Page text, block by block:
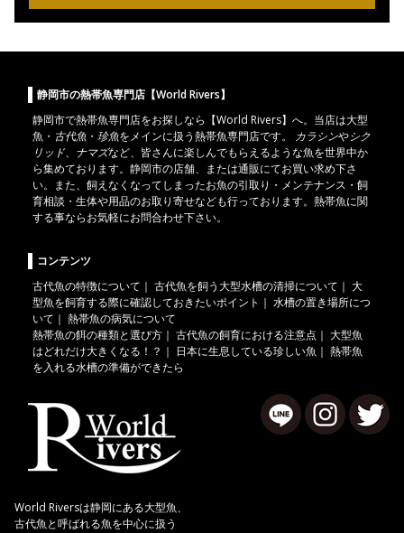
静岡市の熱帯魚専門店【World Rivers】
静岡市で熱帯魚専門店をお探しなら【World Rivers】へ。当店は大型
魚 ・ 古代魚 ・ 珍魚をメインに扱う熱帯魚専門店です。 カラシンやシク
リッド、 ナマズなど、皆さんに楽しんでもらえるような魚を世界中か
ら集めております。静岡市の店舗、または通販にてお買い求め下さ
い。また、飼えなくなってしまったお魚の引取り・メンテナンス・飼
育相談・生体や用品のお取り寄せなども行っております。熱帯魚に関
する事ならお気軽にお問合わせ下さい。
コンテンツ
古代魚の特徴について ｜ 古代魚を飼う大型水槽の清掃について ｜ 大
型魚を飼育する際に確認しておきたいポイント ｜ 水槽の置き場所につ
いて ｜ 熱帯魚の病気について
熱帯魚の餌の種類と選び方 ｜ 古代魚の飼育における注意点 ｜ 大型魚
はどれだけ大きくなる！？ ｜ 日本に生息している珍しい魚 ｜ 熱帯魚
を入れる水槽の準備ができたら
World Riversは静岡にある大型魚、
古代魚と呼ばれる魚を中心に扱う